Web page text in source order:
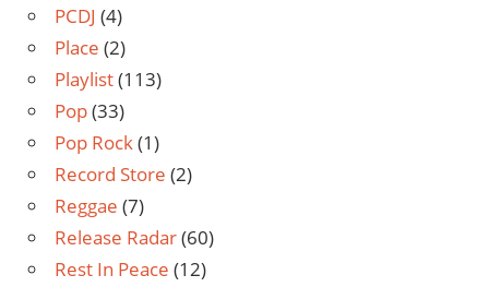
PCDJ (4)
Place (2)
Playlist(113)
Pop(33)
Pop Rock(1)
Record Store (2)
Reggae (7)
Release Radar(60)
Rest In Peace (12)